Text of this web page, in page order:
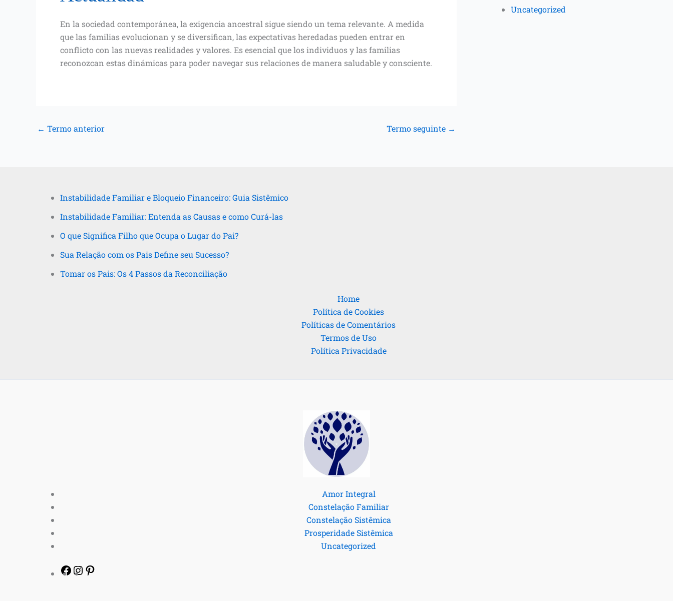
En la sociedad contemporánea, la exigencia ancestral sigue siendo un tema relevante. A medida
que las familias evolucionan y se diversifican, las expectativas heredadas pueden entrar en
conflicto con las nuevas realidades y valores. Es esencial que los individuos y las familias
reconozcan estas dinámicas para poder navegar sus relaciones de manera saludable y consciente.
← Termo anterior Termo seguinte →
Uncategorized
Instabilidade Familiar e Bloqueio Financeiro: Guia Sistêmico
Instabilidade Familiar: Entenda as Causas e como Curá-las
O que Significa Filho que Ocupa o Lugar do Pai?
Sua Relação com os Pais Define seu Sucesso?
Tomar os Pais: Os 4 Passos da Reconciliação
Home
Política de Cookies
Políticas de Comentários
Termos de Uso
Política Privacidade
Amor Integral
Constelação Familiar
Constelação Sistêmica
Prosperidade Sistêmica
Uncategorized